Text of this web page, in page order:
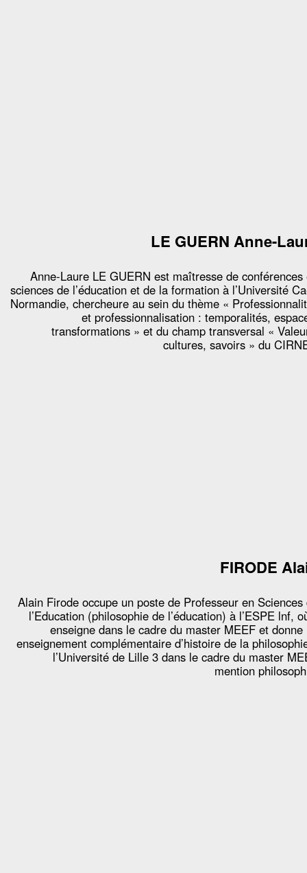
LE GUERN Anne-
Anne-Laure LE GUERN est maîtresse de conférences
sciences de l’éducation et de la formation à l’Université
Normandie, chercheure au sein du thème «
et professionnalisation : temporalités,
transformations » et du champ transversal «
cultures, savoirs » du
FIRODE
Alain Firode occupe un poste de Professeur en Sciences
l’Education (philosophie de l’éducation) à l’ESPE lnf,
enseigne dans le cadre du master MEEF et donne
enseignement complémentaire d’histoire de la
l’Université de Lille 3 dans le cadre du master
mention